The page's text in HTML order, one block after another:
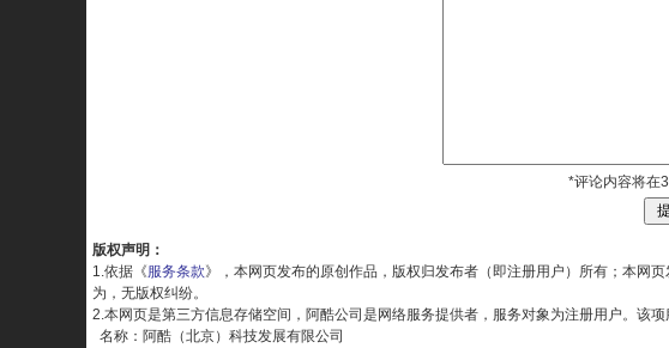
*评论内容将在
版权声明：
1.依据《服务条款》，本网页发布的原创作品，版权归发布者（即注册用户）所有；本网
为，无版权纠纷。
2.本网页是第三方信息存储空间，阿酷公司是网络服务提供者，服务对象为注册用户。该
名称：阿酷（北京）科技发展有限公司